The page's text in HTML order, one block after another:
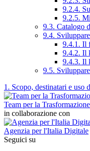
9.2.4.
9.2.5.
9.3. Catalogo
9.4.
9.4.1. Il
9.4.2. Il
9.4.3. Il
9.5.
1. Scopo, destinatari e uso
Team per la
in collaborazione con
Agenzia per l'Italia Digitale
Seguici su